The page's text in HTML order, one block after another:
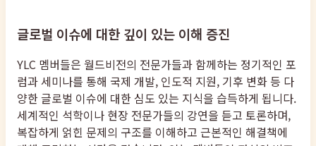
글로벌 이슈에 대한 깊이 있는 이해 증진
YLC 멤버들은 월드비전의 전문가들과 함께하는 정기적인 포
럼과 세미나를 통해 국제 개발, 인도적 지원, 기후 변화 등 다
양한 글로벌 이슈에 대한 심도 있는 지식을 습득하게 됩니다.
세계적인 석학이나 현장 전문가들의 강연을 듣고 토론하며,
복잡하게 얽힌 문제의 구조를 이해하고 근본적인 해결책에